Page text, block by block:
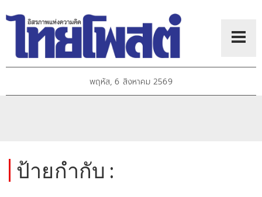
พฤหัส, 6 สิงหาคม 2569
ป้ายกำกับ :